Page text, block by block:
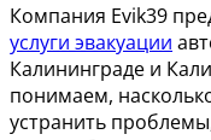
Компания Evik39
услуги эвакуации
Калининграде и
понимаем,
устранить